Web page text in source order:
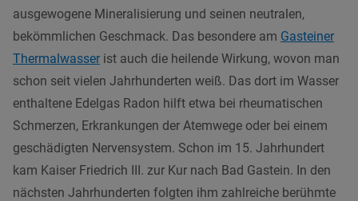
ausgewogene Mineralisierung und seinen neutralen,
bekömmlichen Geschmack. Das besondere am Gasteiner
Thermalwasser ist auch die heilende Wirkung, wovon man
schon seit vielen Jahrhunderten weiß. Das dort im Wasser
enthaltene Edelgas Radon hilft etwa bei rheumatischen
Schmerzen, Erkrankungen der Atemwege oder bei einem
geschädigten Nervensystem. Schon im 15. Jahrhundert
kam Kaiser Friedrich III. zur Kur nach Bad Gastein. In den
nächsten Jahrhunderten folgten ihm zahlreiche berühmte